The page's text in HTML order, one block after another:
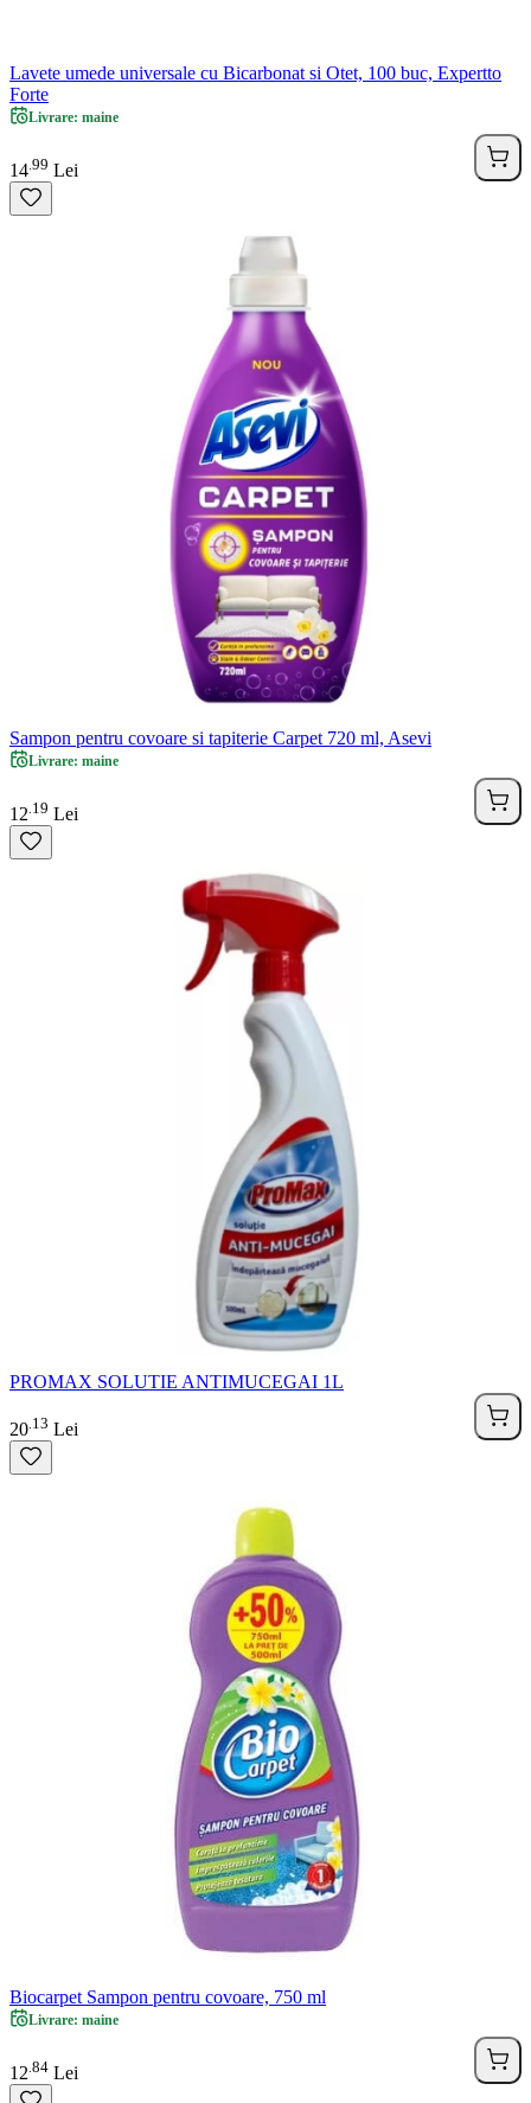
Lavete umede universale cu Bicarbonat si Otet, 100 buc, Expertto
Forte
Livrare: maine
14 99 Lei
Sampon pentru covoare si tapiterie Carpet 720 ml, Asevi
Livrare: maine
12 19 Lei
PROMAX SOLUTIE ANTIMUCEGAI 1L
20 13 Lei
Biocarpet Sampon pentru covoare, 750 ml
Livrare: maine
12 84 Lei